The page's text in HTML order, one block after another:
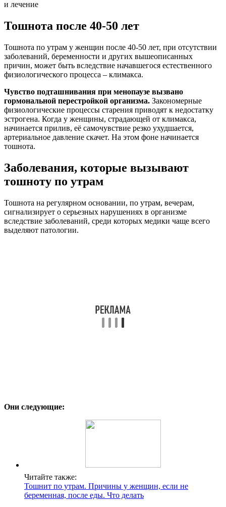
и лечение
Тошнота после 40-50 лет
Тошнота по утрам у женщин после 40-50 лет, при отсутствии
заболеваний, беременности и других вышеописанных
причин, может быть вследствие начавшегося естественного
физиологического процесса – климакса.
Чувство подташнивания при менопаузе вызвано
гормональной перестройкой организма. Закономерные
физиологические процессы старения приводят к недостатку
эстрогена. Когда у женщины, страдающей от климакса,
начинается прилив, её самочувствие резко ухудшается,
артериальное давление скачет. На этом фоне начинается
тошнота.
Заболевания, которые вызывают
тошноту по утрам
Тошнота на регулярном основании, по утрам, вечерам,
сигнализирует о серьезных нарушениях в организме
вследствие заболеваний, среди которых медики чаще всего
выделяют патологии.
Они следующие:
Читайте также:
Тошнит по утрам. Причины у женщин, если не
беременная, после еды. Что делать